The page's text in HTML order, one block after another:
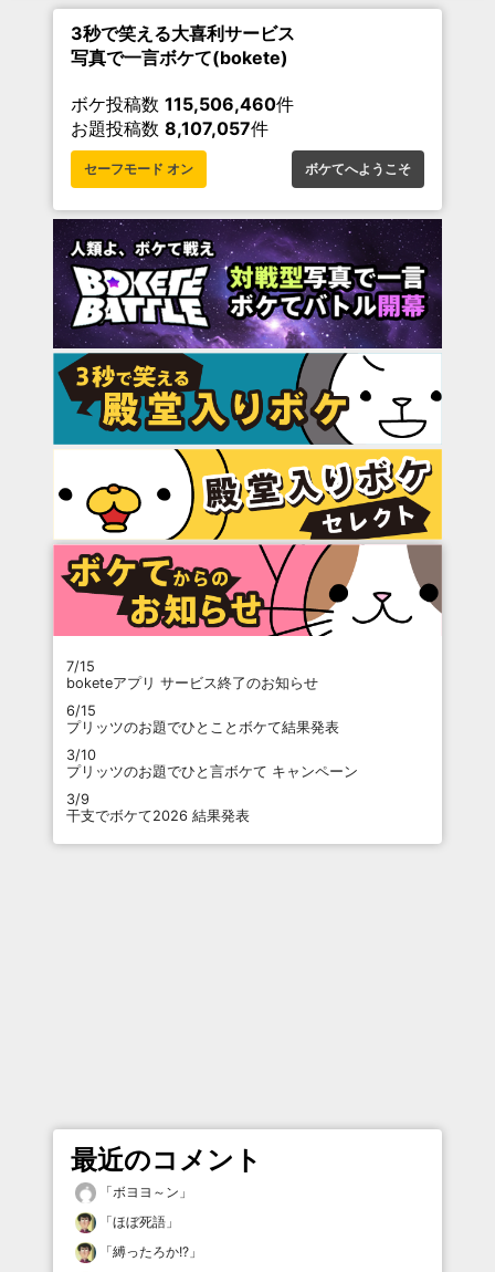
3秒で笑える大喜利サービス
写真で一言ボケて(bokete)
ボケ投稿数 115,506,460件
お題投稿数 8,107,057件
セーフモード オン ボケてへようこそ
7/15
boketeアプリ サービス終了のお知らせ
6/15
プリッツのお題でひとことボケて結果発表
3/10
プリッツのお題でひと言ボケて キャンペーン
3/9
干支でボケて2026 結果発表
最近のコメント
「ボヨヨ～ン 」
「ほぼ死語 」
「縛ったろか!? 」